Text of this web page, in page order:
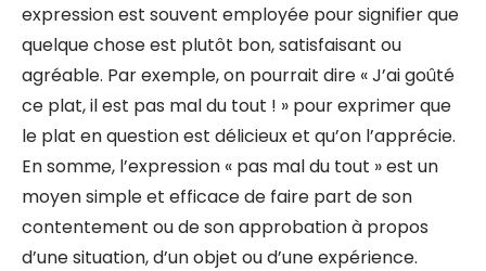
expression est souvent employée pour signifier que
quelque chose est plutôt bon, satisfaisant ou
agréable. Par exemple, on pourrait dire « J’ai goûté
ce plat, il est pas mal du tout ! » pour exprimer que
le plat en question est délicieux et qu’on l’apprécie.
En somme, l’expression « pas mal du tout » est un
moyen simple et efficace de faire part de son
contentement ou de son approbation à propos
d’une situation, d’un objet ou d’une expérience.